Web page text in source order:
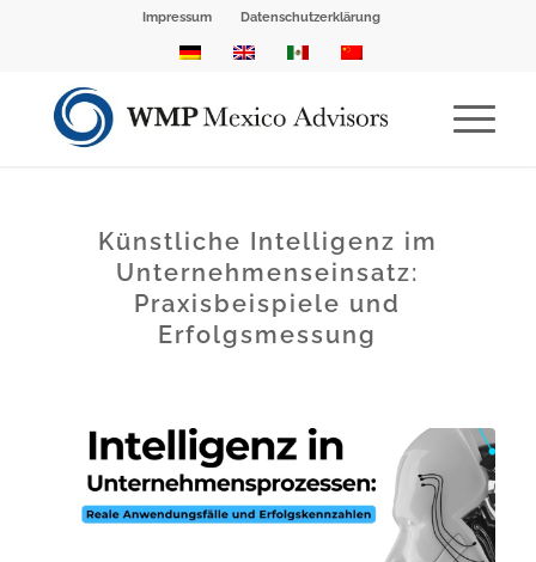
Impressum Datenschutzerklärung
Künstliche Intelligenz im
Unternehmenseinsatz:
Praxisbeispiele und
Erfolgsmessung